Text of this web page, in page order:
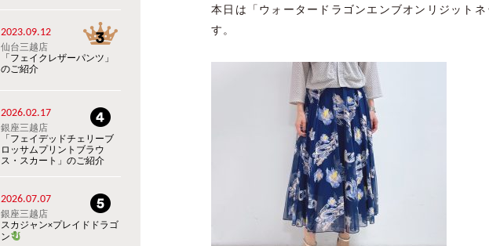
本日は「ウォータードラゴンエンブオンリジット
す。
2023.09.12
仙台三越店
「フェイクレザーパンツ」
のご紹介
2026.02.17
銀座三越店
「フェイデッドチェリーブ
ロッサムプリントブラウ
ス・スカート」のご紹介
2026.07.07
銀座三越店
スカジャン×プレイドドラゴ
ン